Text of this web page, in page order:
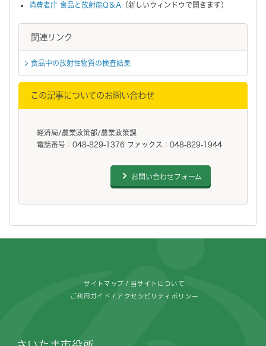
消費者庁 食品と放射能Q＆A （新しいウィンドウで開きます）
関連リンク
食品中の放射性物質の検査結果
この記事についてのお問い合わせ
経済局/農業政策部/農業政策課
電話番号：048-829-1376 ファックス：048-829-1944
お問い合わせフォーム
サイトマップ 当サイトについて
ご利用ガイド アクセシビリティポリシー